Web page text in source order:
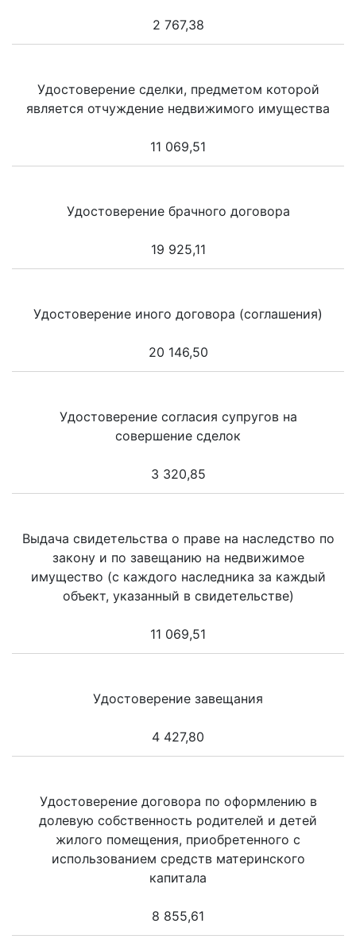
2 767,38
Удостоверение сделки, предметом которой
является отчуждение недвижимого имущества
11 069,51
Удостоверение брачного договора
19 925,11
Удостоверение иного договора (соглашения)
20 146,50
Удостоверение согласия супругов на
совершение сделок
3 320,85
Выдача свидетельства о праве на наследство по
закону и по завещанию на недвижимое
имущество (с каждого наследника за каждый
объект, указанный в свидетельстве)
11 069,51
Удостоверение завещания
4 427,80
Удостоверение договора по оформлению в
долевую собственность родителей и детей
жилого помещения, приобретенного с
использованием средств материнского
капитала
8 855,61